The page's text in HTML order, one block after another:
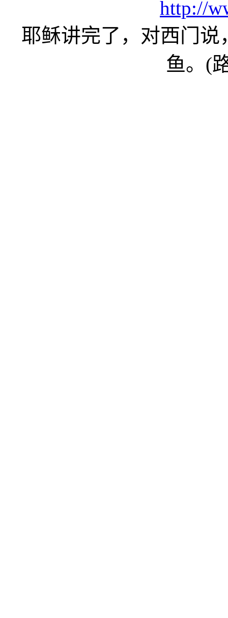
http://
耶稣讲完了，对西门
鱼。(